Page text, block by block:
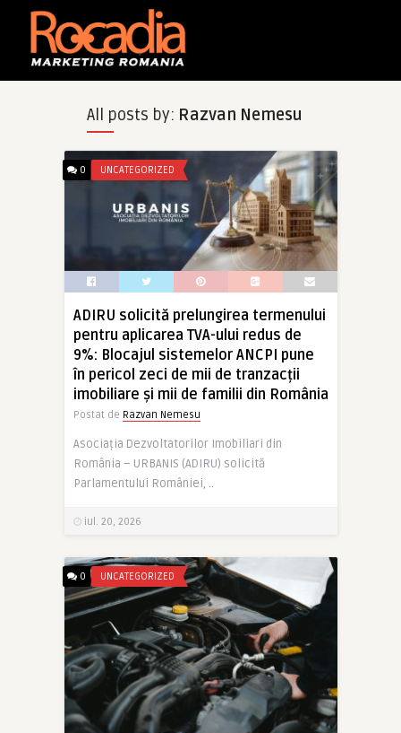
All posts by: Razvan Nemesu
0 UNCATEGORIZED
ADIRU solicită prelungirea termenului
pentru aplicarea TVA-ului redus de
9%: Blocajul sistemelor ANCPI pune
în pericol zeci de mii de tranzacții
imobiliare și mii de familii din România
Postat de Razvan Nemesu
Asociația Dezvoltatorilor Imobiliari din
România – URBANIS (ADIRU) solicită
Parlamentului României, ..
iul. 20, 2026
0 UNCATEGORIZED